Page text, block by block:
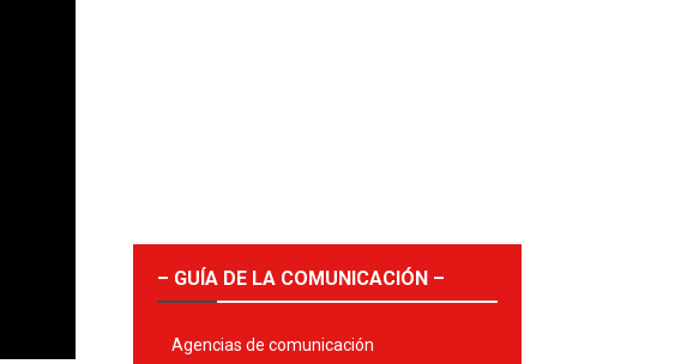
– GUÍA DE LA COMUNICACIÓN –
Agencias de comunicación